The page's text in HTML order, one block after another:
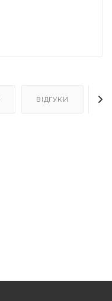
ВІДГУКИ